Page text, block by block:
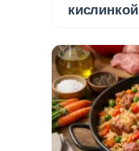
кислинкой